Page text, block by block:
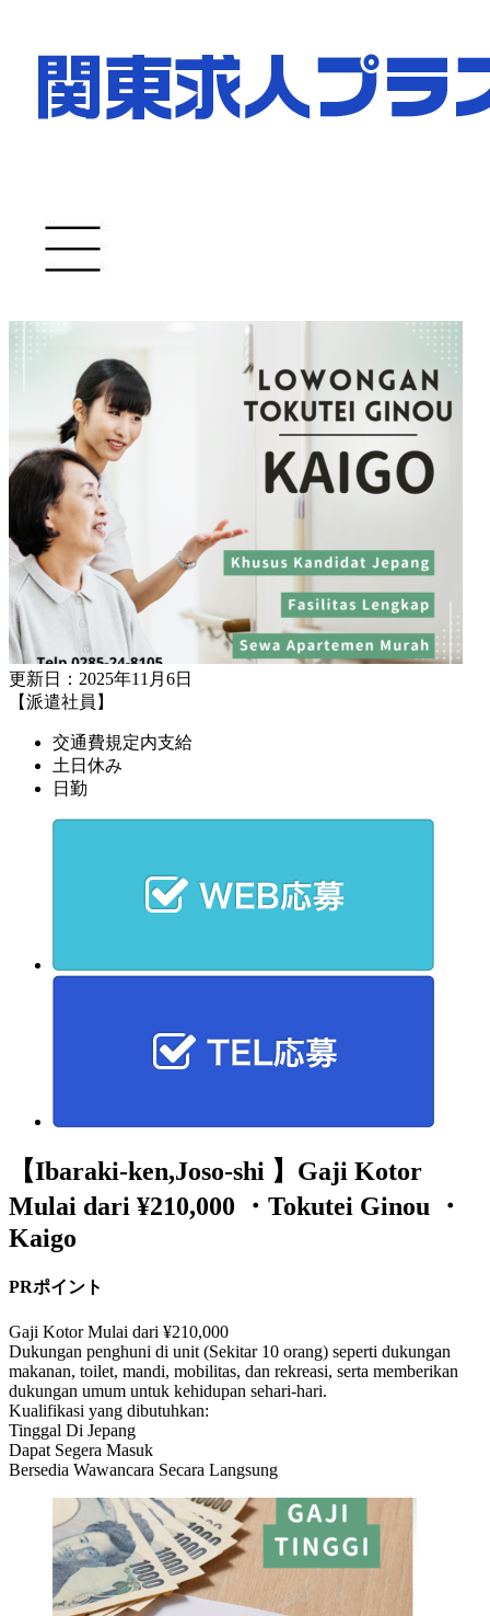
更新日：2025年11月6日
【派遣社員】
交通費規定内支給
土日休み
日勤
【Ibaraki-ken,Joso-shi 】Gaji Kotor
Mulai dari ¥210,000 ・Tokutei Ginou ・
Kaigo
PRポイント
Gaji Kotor Mulai dari ¥210,000
Dukungan penghuni di unit (Sekitar 10 orang) seperti dukungan
makanan, toilet, mandi, mobilitas, dan rekreasi, serta memberikan
dukungan umum untuk kehidupan sehari-hari.
Kualifikasi yang dibutuhkan:
Tinggal Di Jepang
Dapat Segera Masuk
Bersedia Wawancara Secara Langsung